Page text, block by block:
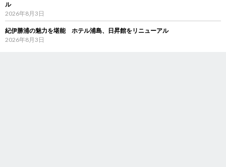
ル
2026年8月3日
紀伊勝浦の魅力を堪能 ホテル浦島、日昇館をリニューアル
2026年8月3日